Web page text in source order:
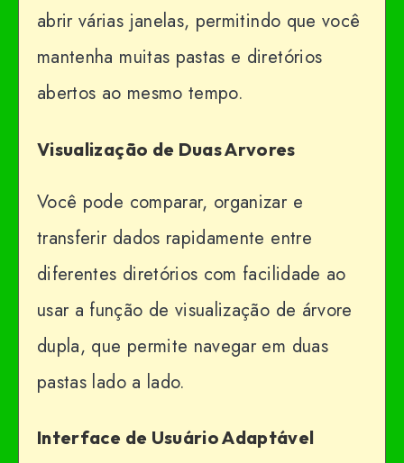
abrir várias janelas, permitindo que você
mantenha muitas pastas e diretórios
abertos ao mesmo tempo.
Visualização de Duas Arvores
Você pode comparar, organizar e
transferir dados rapidamente entre
diferentes diretórios com facilidade ao
usar a função de visualização de árvore
dupla, que permite navegar em duas
pastas lado a lado.
Interface de Usuário Adaptável